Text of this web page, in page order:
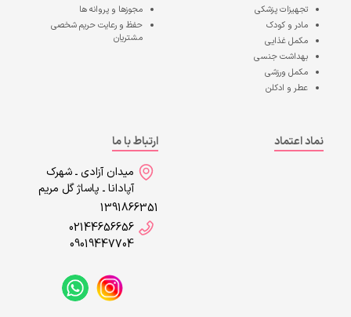
تجهیزات پزشکی
مادر و کودک
مکمل غذایی
بهداشت جنسی
مکمل ورزشی
عطر و ادکلن
مجوزها و پروانه ها
حفظ و رعایت حریم شخصی
مشتریان
نماد اعتماد
ارتباط با ما
میدان آزادی ـ شهرک
آپادانا ـ پاساژ گل مریم
1391866351
02144656656
09019447704